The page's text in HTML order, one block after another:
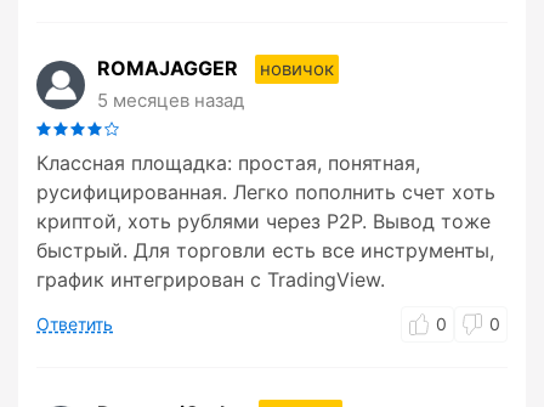
ROMAJAGGER
новичок
5 месяцев назад
Классная площадка: простая, понятная,
русифицированная. Легко пополнить счет хоть
криптой, хоть рублями через P2P. Вывод тоже
быстрый. Для торговли есть все инструменты,
график интегрирован с TradingView.
Ответить 0 0